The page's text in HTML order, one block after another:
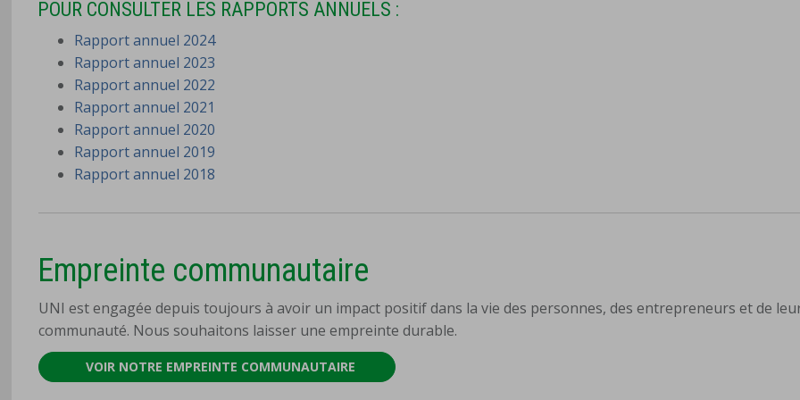
POUR CONSULTER LES RAPPORTS ANNUELS :
Rapport annuel 2024
Rapport annuel 2023
Rapport annuel 2022
Rapport annuel 2021
Rapport annuel 2020
Rapport annuel 2019
Rapport annuel 2018
Empreinte communautaire
UNI est engagée depuis toujours à avoir un impact positif dans la vie des personnes, des entrepreneurs et de
communauté. Nous souhaitons laisser une empreinte durable.
VOIR NOTRE EMPREINTE COMMUNAUTAIRE